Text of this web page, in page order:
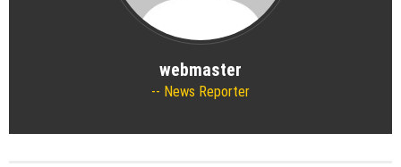
webmaster
News Reporter